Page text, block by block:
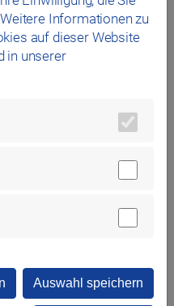
unseren Aqua HIT
und
Informationen zu
auf dieser Website
in unserer
Auswahl speichern